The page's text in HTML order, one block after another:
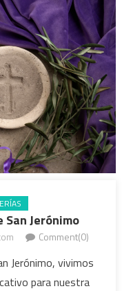
Jerónimo
Comment(0)
Jerónimo, vivimos
para nuestra